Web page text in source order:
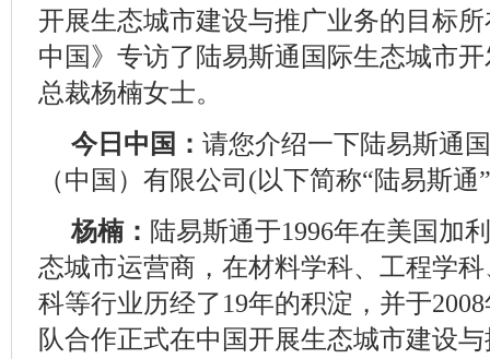
开展生态城市建设与推广业务的目标
中国》专访了陆易斯通国际生态城市
总裁杨楠女士。
今日中国： 请您介绍一下陆易斯通
（中国）有限公司(以下简称“陆易斯
杨楠： 陆易斯通于1996年在美国加
态城市运营商，在材料学科、工程学
科等行业历经了19年的积淀，并于
队合作正式在中国开展生态城市建设